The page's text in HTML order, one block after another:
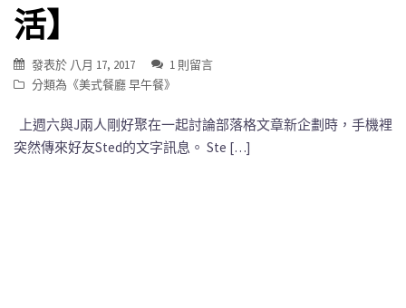
活】
發表於 八月 17, 2017
1 則留言
分類為《美式餐廳 早午餐》
上週六與J兩人剛好聚在一起討論部落格文章新企劃時，手機裡
突然傳來好友Sted的文字訊息。 Ste […]